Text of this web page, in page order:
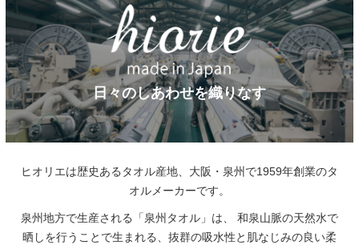
日々のしあわせを織りなす
ヒオリエは歴史あるタオル産地、大阪・泉州で1959年創業のタ
オルメーカーです。
泉州地方で生産される「泉州タオル」は、
和泉山脈の天然水で
晒しを行うことで生まれる、抜群の吸水性と肌なじみの良い柔